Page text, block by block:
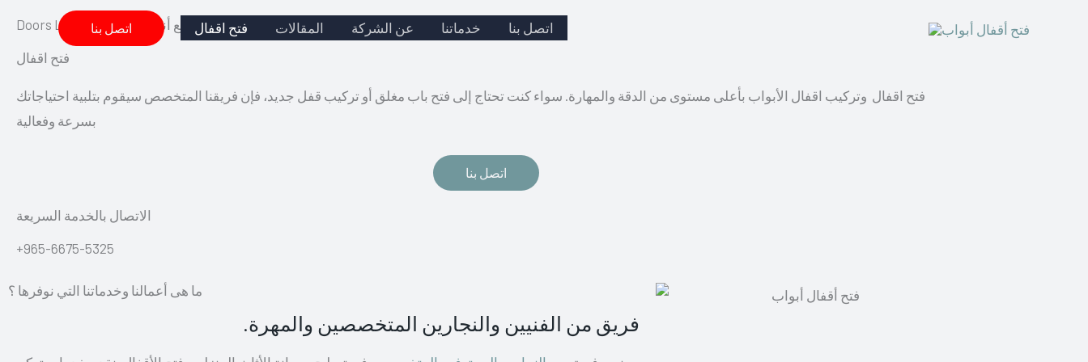
content
اتصل بنا فتح اقفال المقالات عن الشركة خدماتنا اتصل بنا Doors Locks - اختيارك المناسب لفتح وتركيب جميع أنواع الأقفال
فتح اقفال
فتح اقفال وتركيب اقفال الأبواب بأعلى مستوى من الدقة والمهارة. سواء كنت تحتاج إلى فتح باب مغلق أو تركيب قفل جديد، فإن فريقنا المتخصص سيقوم بتلبية احتياجاتك
بسرعة وفعالية
اتصل بنا
الاتصال بالخدمة السريعة
+965-6675-5325
ما هى أعمالنا وخدماتنا التي نوفرها ؟
فريق من الفنيين والنجارين المتخصصين والمهرة.